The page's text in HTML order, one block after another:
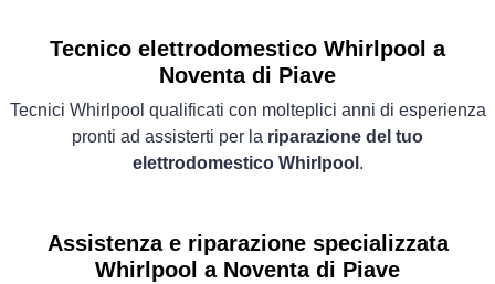
Tecnico elettrodomestico Whirlpool a
Noventa di Piave
Tecnici Whirlpool qualificati con molteplici anni di esperienza
pronti ad assisterti per la riparazione del tuo
elettrodomestico Whirlpool .
Assistenza e riparazione specializzata
Whirlpool a Noventa di Piave